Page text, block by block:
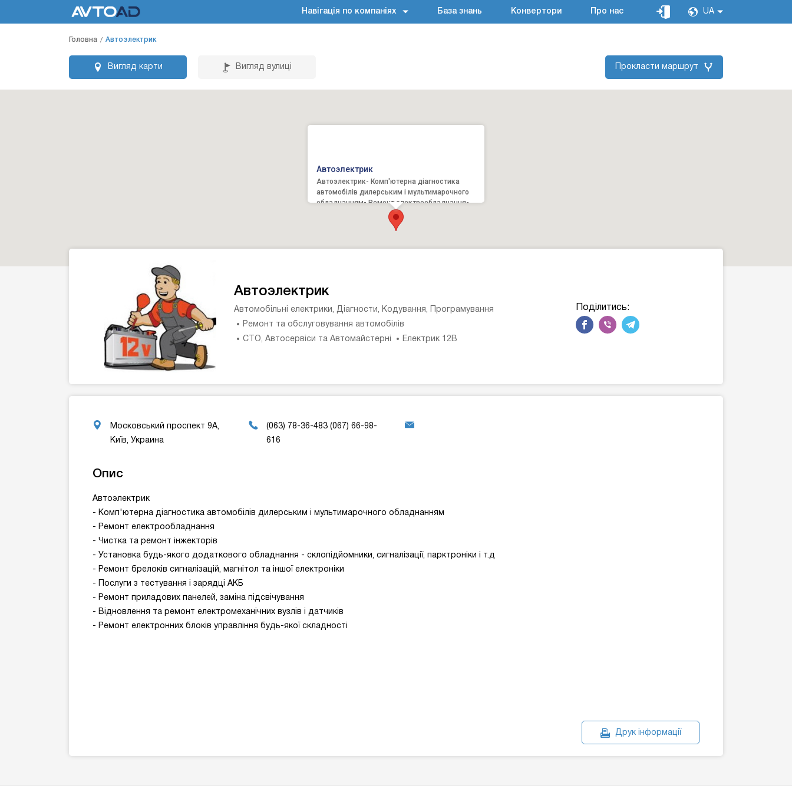
Навігація по компаніях База знань Конвертори Про нас UA
Головна Автоэлектрик
Вигляд карти Вигляд вулиці Прокласти маршрут
Автоэлектрик
Автоэлектрик- Комп'ютерна діагностика
автомобілів дилерським і мультимарочного
обладнанням- Ремонт електрообладнання-
Чистка та ремонт інжекторів- ...
Автоэлектрик
Автомобільні електрики, Діагности, Кодування, Програмування
Ремонт та обслуговування автомобілів
СТО, Автосервіси та Автомайстерні
Електрик 12В
Поділитись:
Московський проспект 9А,
Київ, Украина
(063) 78-36-483 (067) 66-98-
616
Опис
Автоэлектрик
- Комп'ютерна діагностика автомобілів дилерським і мультимарочного обладнанням
- Ремонт електрообладнання
- Чистка та ремонт інжекторів
- Установка будь-якого додаткового обладнання - склопідйомники, сигналізації, парктроніки і т.д
- Ремонт брелоків сигналізацій, магнітол та іншої електроніки
- Послуги з тестування і зарядці АКБ
- Ремонт приладових панелей, заміна підсвічування
- Відновлення та ремонт електромеханічних вузлів і датчиків
- Ремонт електронних блоків управління будь-якої складності
Друк інформації